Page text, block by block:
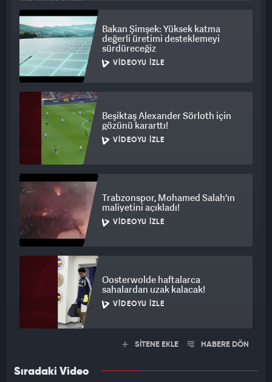
Bakan Şimşek: Yüksek katma
değerli üretimi desteklemeyi
sürdüreceğiz
VIDEOYU İZLE
Beşiktaş Alexander Sörloth için
gözünü kararttı!
VIDEOYU İZLE
Trabzonspor, Mohamed Salah'ın
maliyetini açıkladı!
VIDEOYU İZLE
Oosterwolde haftalarca
sahalardan uzak kalacak!
VIDEOYU İZLE
SİTENE EKLE HABERE DÖN
Sıradaki Video